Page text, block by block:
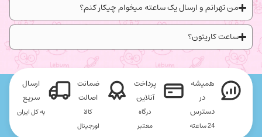
من تهرانم و ارسال یک ساعته میخوام چیکار کنم؟
ساعت کاریتون؟
همیشه
در
دسترس
24 ساعته
پرداخت
آنلاین
درگاه
معتبر
ضمانت
اصالت
کالا
اورجینال
ارسال
سریع
به کل ایران